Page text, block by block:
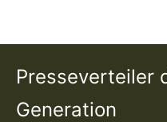
Presseverteiler
Generation